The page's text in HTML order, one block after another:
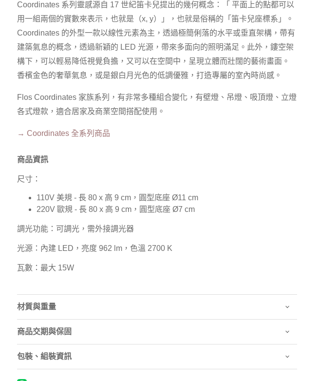
Coordinates 系列靈感源自 17 世紀笛卡兒提出的幾何概念：「 平面上的點都可以
用一組兩個的實數來表示，也就是（x, y）
」，也就是俗稱的「笛卡兒座標系」
。
Coordinates 的外型一款以線性元素為主，透過極簡俐落的水平或垂直架構，帶有
建築氣息的概念，透過新穎的 LED 光源，帶來多面向的照明滿足。此外，鏤空架
構下，可以輕易降低視覺負擔，又可以在空間中，呈現立體而壯闊的藝術畫面。
香檳金色的奢華氣息，或是銀白月光色的低調優雅，打造專屬的室內時尚感。
Flos Coordinates 家族系列，有非常多種組合變化，有壁燈、吊燈、吸頂燈、立燈
各式燈款，適合居家及商業空間搭配使用。
→ Coordinates 全系列商品
商品資訊
尺寸：
110V 美規 - 長 80 x 高 9 cm，圓型底座 Ø11 cm
220V 歐規 - 長 80 x 高 9 cm，圓型底座 Ø7 cm
調光功能：可調光，需外接調光器
光源：內建 LED，亮度 962 lm，色溫 2700 K
瓦數：最大 15W
材質與重量
商品交期與保固
包裝、組裝資訊